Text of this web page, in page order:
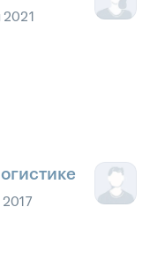
2021
2017